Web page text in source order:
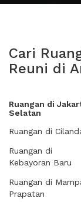
Cari
Reuni di
Ruangan di
Selatan
Ruangan di
Ruangan di
Kebayoran Baru
Ruangan di
Prapatan